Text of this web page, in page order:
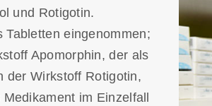
und Rotigotin.
eingenommen;
Apomorphin, der als
der Wirkstoff Rotigotin,
im Einzelfall